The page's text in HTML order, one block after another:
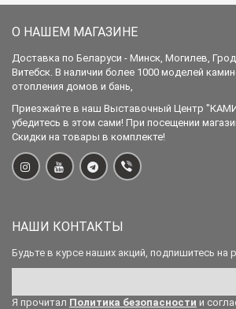
О НАШЕМ МАГАЗИНЕ
Доставка по Беларуси - Минск, Могилев,
Витебск. В наличии более 1000 моделей
отопления домов и бань,
Приезжайте в наш Выставочный Центр
убедитесь в этом сами! При посещении
Скидки на товары в комплекте!
НАШИ КОНТАКТЫ
Будьте в курсе наших акций, подпишитесь на
Я прочитал Политика безопасности и